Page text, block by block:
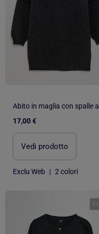
17,00 €
Vedi prodotto
Exclu Web | 2 colori
1 /